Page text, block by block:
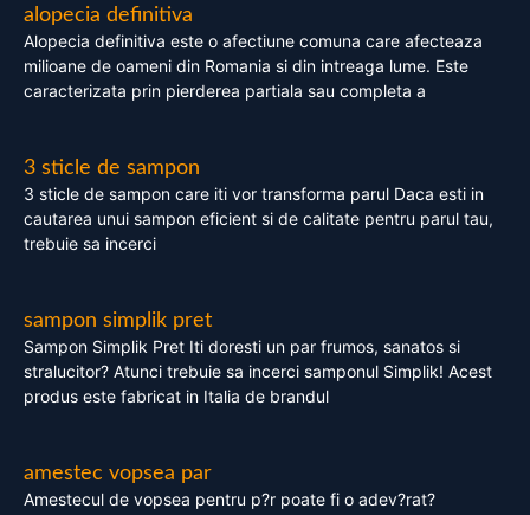
alopecia definitiva
Alopecia definitiva este o afectiune comuna care afecteaza
milioane de oameni din Romania si din intreaga lume. Este
caracterizata prin pierderea partiala sau completa a
3 sticle de sampon
3 sticle de sampon care iti vor transforma parul Daca esti in
cautarea unui sampon eficient si de calitate pentru parul tau,
trebuie sa incerci
sampon simplik pret
Sampon Simplik Pret Iti doresti un par frumos, sanatos si
stralucitor? Atunci trebuie sa incerci samponul Simplik! Acest
produs este fabricat in Italia de brandul
amestec vopsea par
Amestecul de vopsea pentru p?r poate fi o adev?rat?